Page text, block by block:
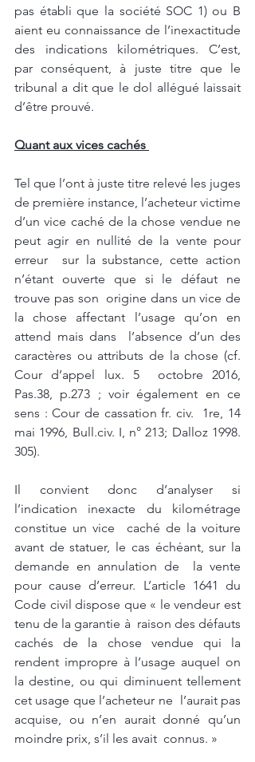
pas établi que la société SOC 1) ou B
aient eu connaissance de l’inexactitude
des indications kilométriques. C’est,
par conséquent, à juste titre que le
tribunal a dit que le dol allégué laissait
d’être prouvé.
Quant aux vices cachés
Tel que l’ont à juste titre relevé les juges
de première instance, l’acheteur victime
d’un vice caché de la chose vendue ne
peut agir en nullité de la vente pour
erreur  sur la substance, cette action
n’étant ouverte que si le défaut ne
trouve pas son  origine dans un vice de
la chose affectant l’usage qu’on en
attend mais dans  l’absence d’un des
caractères ou attributs de la chose (cf.
Cour d’appel lux. 5  octobre 2016,
Pas.38, p.273 ; voir également en ce
sens : Cour de cassation fr. civ.  1re, 14
mai 1996, Bull.civ. I, n° 213; Dalloz 1998.
305).
Il convient donc d’analyser si
l’indication inexacte du kilométrage
constitue un vice  caché de la voiture
avant de statuer, le cas échéant, sur la
demande en annulation de  la vente
pour cause d’erreur. L’article 1641 du
Code civil dispose que « le vendeur est
tenu de la garantie à  raison des défauts
cachés de la chose vendue qui la
rendent impropre à l’usage auquel on
la destine, ou qui diminuent tellement
cet usage que l’acheteur ne  l’aurait pas
acquise, ou n’en aurait donné qu’un
moindre prix, s’il les avait  connus. »